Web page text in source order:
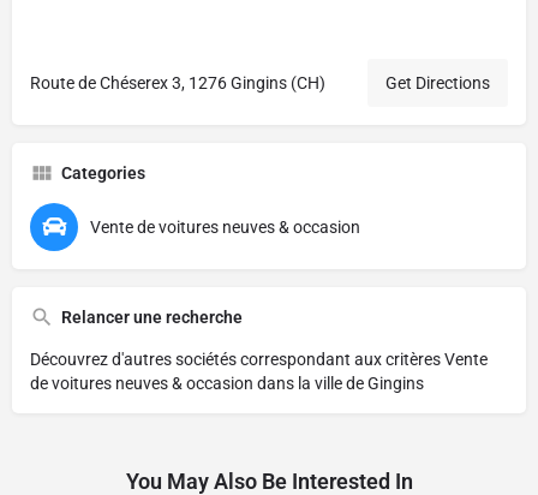
Route de Chéserex 3, 1276 Gingins (CH) Get Directions
Categories
Vente de voitures neuves & occasion
Relancer une recherche
Découvrez d'autres sociétés correspondant aux critèresVente
de voitures neuves & occasion dans la ville de Gingins
You May Also Be Interested In